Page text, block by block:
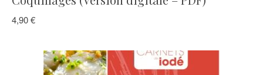
4,90€